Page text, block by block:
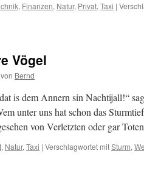
, Finanzen, Natur, Privat, Taxi |
Vögel
von Bernd
is dem Annern sin Nachtijall!“
unter uns hat schon das
von Verletzten oder gar
, Natur, Taxi | Verschlagwortet mitSturm,